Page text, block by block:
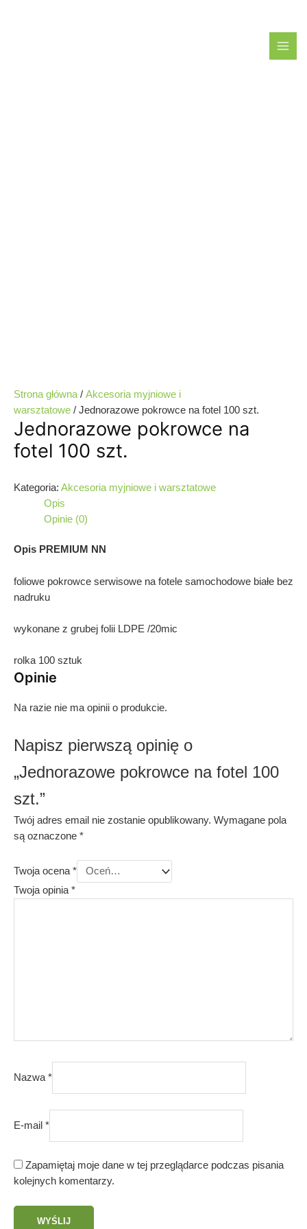
Strona główna / Akcesoria myjniowe i
warsztatowe / Jednorazowe pokrowce na fotel 100 szt.
Jednorazowe pokrowce na
fotel 100 szt.
Kategoria: Akcesoria myjniowe i warsztatowe
Opis
Opinie (0)
Opis PREMIUM NN
foliowe pokrowce serwisowe na fotele samochodowe białe bez
nadruku
wykonane z grubej folii LDPE /20mic
rolka 100 sztuk
Opinie
Na razie nie ma opinii o produkcie.
Napisz pierwszą opinię o
„Jednorazowe pokrowce na fotel 100
szt.”
Twój adres email nie zostanie opublikowany. Wymagane pola
są oznaczone *
Twoja ocena*
Twoja opinia *
Nazwa *
E-mail *
Zapamiętaj moje dane w tej przeglądarce podczas pisania
kolejnych komentarzy.